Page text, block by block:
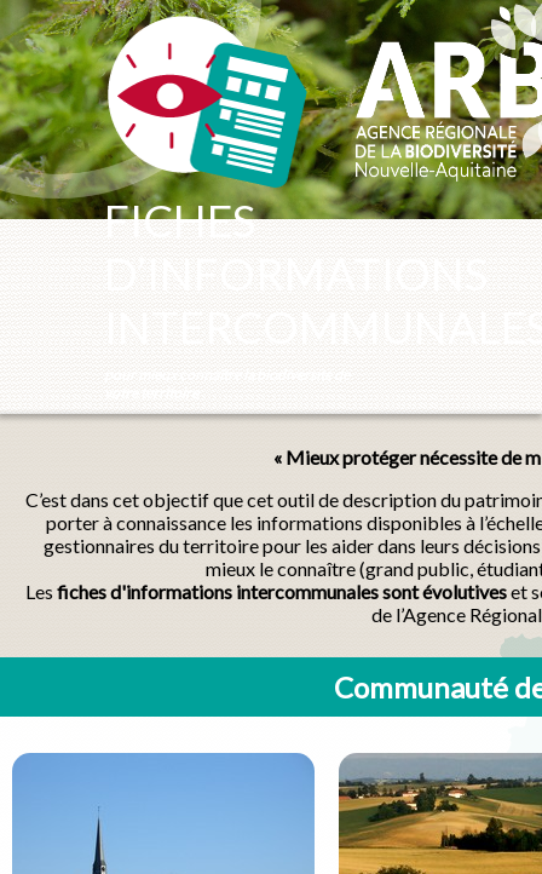
FICHES
« Mieux protéger nécessite de
C’est dans cet objectif que cet outil de description du
porter à connaissance les informations disponibles à
gestionnaires du territoire pour les aider dans leurs
mieux le connaître (grand public,
Les fiches d'informations intercommunales sont évolutiveset
de l’Agence
Communauté
Panneau de gestion des cookies